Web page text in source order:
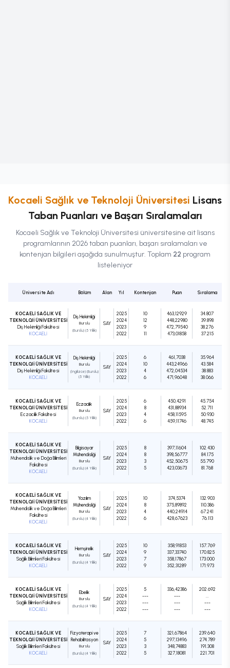
Kocaeli Sağlık ve Teknoloji Üniversitesi Lisans
Taban Puanları ve Başarı Sıralamaları
Kocaeli Sağlık ve Teknoloji Üniversitesi üniversitesine ait lisans
programlarının 2026 taban puanları, başarı sıralamaları ve
kontenjan bilgileri aşağıda sunulmuştur. Toplam 22 program
listeleniyor
Üniversite Adı Bölüm Alan Yıl Kontenjan Puan Sıralama
KOCAELİ SAĞLIK VE
TEKNOLOJİ ÜNİVERSİTESİ
Diş Hekimliği Fakültesi
KOCAELİ
Diş Hekimliği
Burslu
(Burslu) (5 Yıllık)
SAY
2025
2024
2023
2022
10
12
9
11
463,12929
448,22980
472,79540
473,01858
34.807
39.898
38.276
37.215
KOCAELİ SAĞLIK VE
TEKNOLOJİ ÜNİVERSİTESİ
Diş Hekimliği Fakültesi
KOCAELİ
Diş Hekimliği
Burslu
(İngilizce) (Burslu)
(5 Yıllık)
SAY
2025
2024
2023
2022
6
10
4
6
461,7038
443,24966
472,04534
471,96048
35.964
43.584
38.883
38.066
KOCAELİ SAĞLIK VE
TEKNOLOJİ ÜNİVERSİTESİ
Eczacılık Fakültesi
KOCAELİ
Eczacılık
Burslu
(Burslu) (5 Yıllık)
SAY
2025
2024
2023
2022
6
8
4
6
450,4291
431,88934
458,11595
459,11746
45.754
52.711
50.930
48.745
KOCAELİ SAĞLIK VE
TEKNOLOJİ ÜNİVERSİTESİ
Mühendislik ve Doğa Bilimleri
Fakültesi
KOCAELİ
Bilgisayar
Mühendisliği
Burslu
(Burslu) (4 Yıllık)
SAY
2025
2024
2023
2022
8
8
3
5
397,11604
398,56777
452,50675
423,03673
102.430
84.175
55.790
81.768
KOCAELİ SAĞLIK VE
TEKNOLOJİ ÜNİVERSİTESİ
Mühendislik ve Doğa Bilimleri
Fakültesi
KOCAELİ
Yazılım
Mühendisliği
Burslu
(Burslu) (4 Yıllık)
SAY
2025
2024
2023
2022
10
8
4
6
374,5374
375,89892
440,24914
428,67623
132.903
110.386
67.241
76.113
KOCAELİ SAĞLIK VE
TEKNOLOJİ ÜNİVERSİTESİ
Sağlık Bilimleri Fakültesi
KOCAELİ
Hemşirelik
Burslu
(Burslu) (4 Yıllık)
SAY
2025
2024
2023
2022
10
9
7
9
358,91853
337,33740
358,17867
352,31289
157.769
170.825
173.000
171.973
KOCAELİ SAĞLIK VE
TEKNOLOJİ ÜNİVERSİTESİ
Sağlık Bilimleri Fakültesi
KOCAELİ
Ebelik
Burslu
(Burslu) (4 Yıllık)
SAY
2025
2024
2023
2022
5
---
---
---
336,42386
---
---
---
202.692
---
---
KOCAELİ SAĞLIK VE
TEKNOLOJİ ÜNİVERSİTESİ
Sağlık Bilimleri Fakültesi
KOCAELİ
Fizyoterapi ve
Rehabilitasyon
Burslu
(Burslu) (4 Yıllık)
SAY
2025
2024
2023
2022
7
5
3
5
321,67864
297,13496
348,74883
327,18081
239.640
274.789
191.308
221.701